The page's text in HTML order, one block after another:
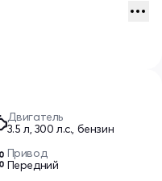
Двигатель
3.5 л, 300 л.с., бензин
Привод
Передний